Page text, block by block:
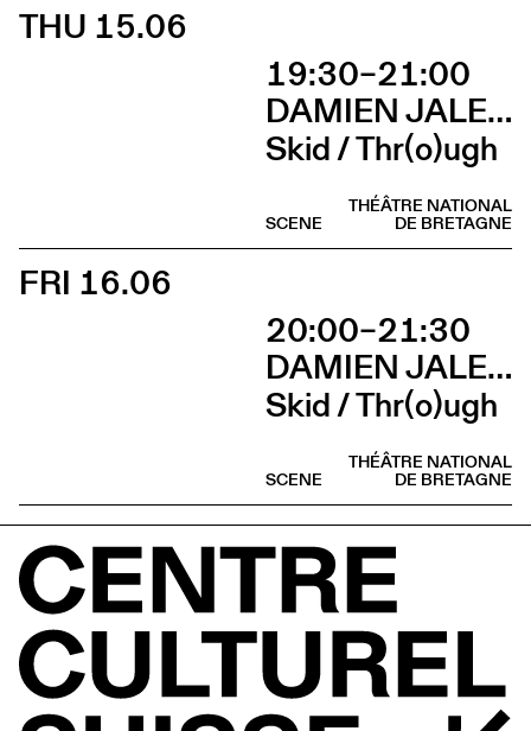
THU 15.06
19:30–21:00
DAMIEN JALET BALLET DU GRAND THÉÂTRE DE GENÈVE
Skid / Thr(o)ugh
THÉÂTRE NATIONAL
DE BRETAGNE
SCENE
FRI 16.06
20:00–21:30
DAMIEN JALET BALLET DU GRAND THÉÂTRE DE GENÈVE
Skid / Thr(o)ugh
THÉÂTRE NATIONAL
DE BRETAGNE
SCENE